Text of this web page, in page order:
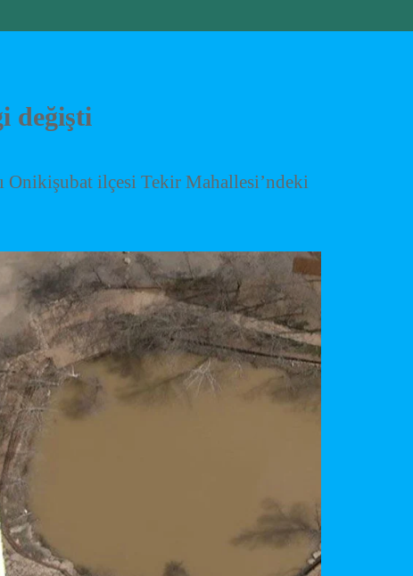
değişti
Onikişubat ilçesi Tekir Mahallesi’ndeki